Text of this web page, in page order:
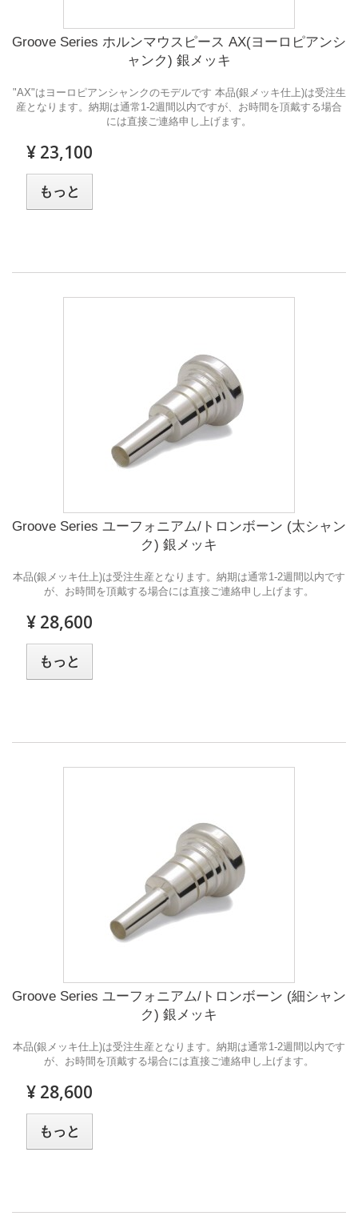
Groove Series ホルンマウスピース AX(ヨーロピアンシ
ャンク) 銀メッキ
"AX"はヨーロピアンシャンクのモデルです 本品(銀メッキ仕上)は受注生
産となります。納期は通常1-2週間以内ですが、お時間を頂戴する場合
には直接ご連絡申し上げます。
¥ 23,100
もっと
Groove Series ユーフォニアム/トロンボーン (太シャン
ク) 銀メッキ
本品(銀メッキ仕上)は受注生産となります。納期は通常1-2週間以内です
が、お時間を頂戴する場合には直接ご連絡申し上げます。
¥ 28,600
もっと
Groove Series ユーフォニアム/トロンボーン (細シャン
ク) 銀メッキ
本品(銀メッキ仕上)は受注生産となります。納期は通常1-2週間以内です
が、お時間を頂戴する場合には直接ご連絡申し上げます。
¥ 28,600
もっと